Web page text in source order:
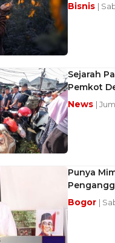
Bisnis |
Sejarah
Pemkot
News |
Punya
Bogor |